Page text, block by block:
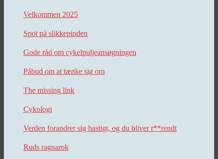
Velkommen 2025
Spot på slikkepinden
Gode råd om cykelpuljeansøgningen
Påbud om at tænke sig om
The missing link
Cykologi
Verden forandrer sig hastigt, og du bliver r**rendt
Ruds ragnarok